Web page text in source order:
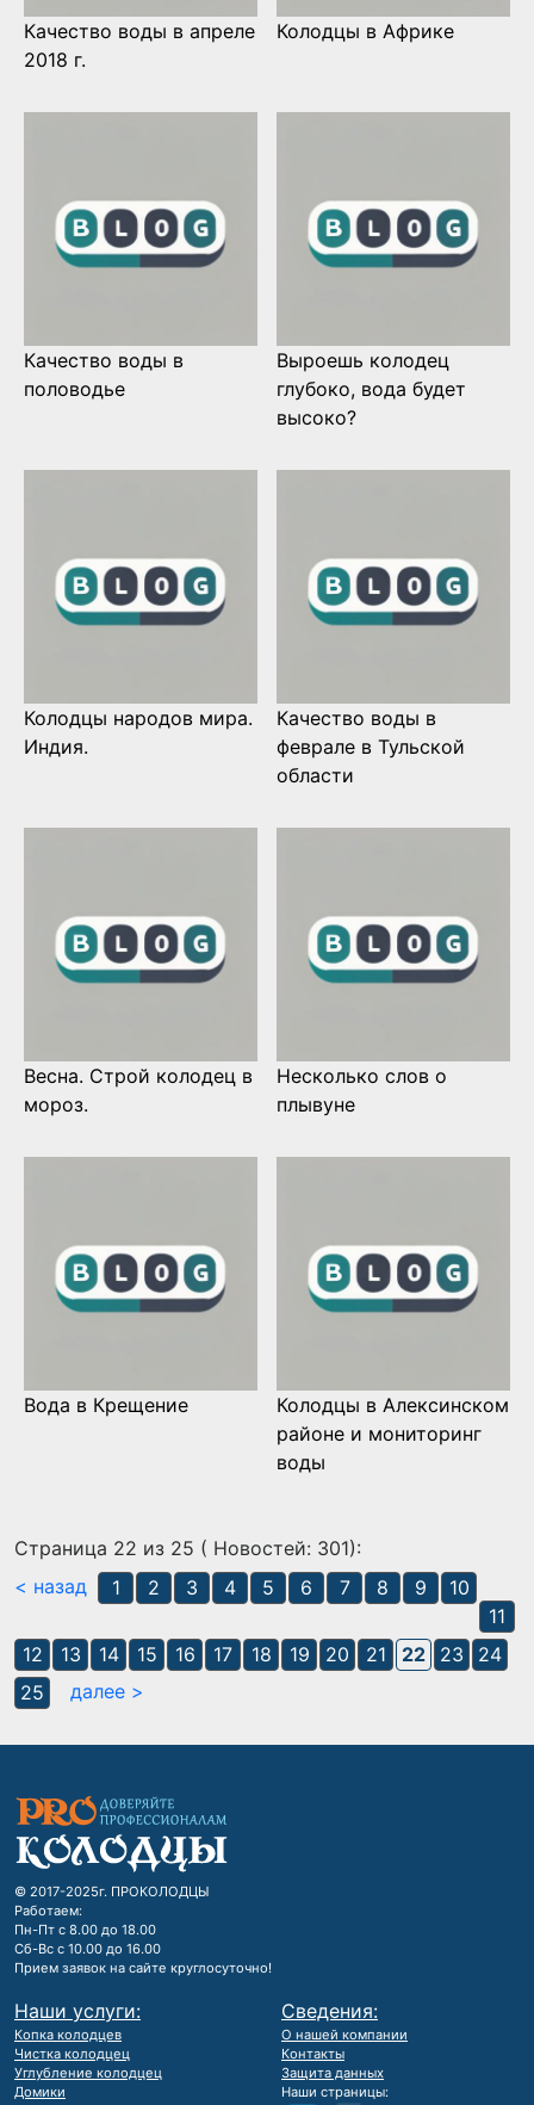
Качество воды в апреле
2018 г.
Колодцы в Африке
Качество воды в
половодье
Выроешь колодец
глубоко, вода будет
высоко?
Колодцы народов мира.
Индия.
Качество воды в
феврале в Тульской
области
Весна. Строй колодец в
мороз.
Несколько слов о
плывуне
Вода в Крещение
Колодцы в Алексинском
районе и мониторинг
воды
Страница 22 из 25 ( Новостей: 301):
< назад
1 2 3 4 5 6 7 8 9
10
11
12
13 14 15 16 17 18 19 20 21 22 23
24
25
далее >
© 2017-2025г. ПРОКОЛОДЦЫ
Работаем:
Пн-Пт с 8.00 до 18.00
Сб-Вс с 10.00 до 16.00
Прием заявок на сайте круглосуточно!
Наши услуги:
Копка колодцев
Чистка колодцец
Углубление колодцец
Домики
Сведения:
О нашей компании
Контакты
Защита данных
Наши страницы: